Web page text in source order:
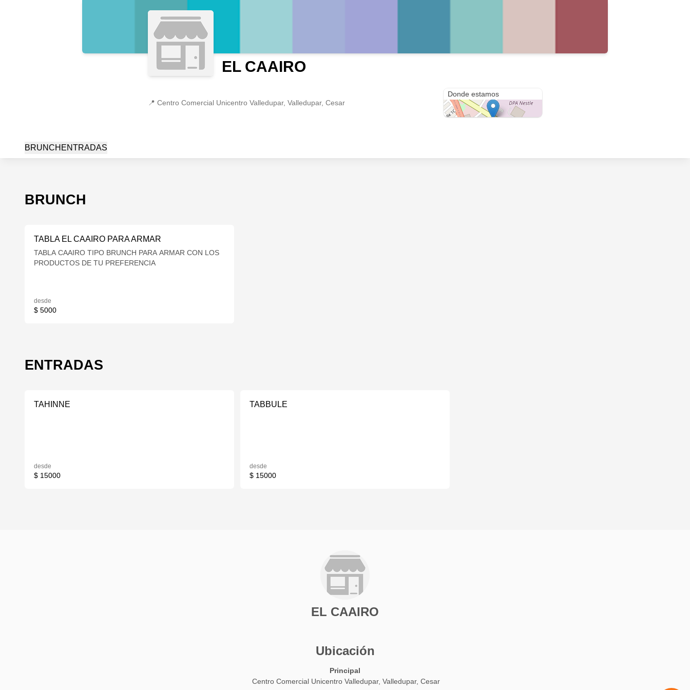
EL CAAIRO
📍 Centro Comercial Unicentro Valledupar, Valledupar, Cesar
Donde estamos
BRUNCH ENTRADAS
BRUNCH
TABLA EL CAAIRO PARA ARMAR
TABLA CAAIRO TIPO BRUNCH PARA ARMAR CON LOS
PRODUCTOS DE TU PREFERENCIA
desde
$ 5000
ENTRADAS
TAHINNE
desde
$ 15000
TABBULE
desde
$ 15000
EL CAAIRO
Ubicación
Principal
Centro Comercial Unicentro Valledupar, Valledupar, Cesar